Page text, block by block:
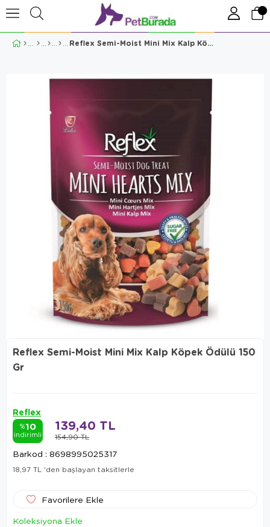
Reflex Semi-Moist Mini Mix Kalp Köpek Ödülü 150 Gr
Reflex Semi-Moist Mini Mix Kalp Köpek Ödülü 150
Gr
Reflex
%10
indirimli 154,90 TL
139,40 TL
Barkod : 8698995025317
18,97 TL 'den başlayan taksitlerle
Favorilere Ekle
Koleksiyona Ekle